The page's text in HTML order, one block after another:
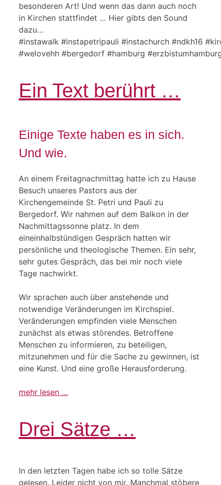
besonderen Art! Und wenn das dann auch noch
in Kirchen stattfindet … Hier gibts den Sound
dazu…
#instawalk #instapetripauli #instachurch #ndkh16
#welovehh #bergedorf #hamburg
Ein Text berührt …
Einige Texte haben es in sich.
Und wie.
An einem Freitagnachmittag hatte ich zu Hause
Besuch unseres Pastors aus der
Kirchengemeinde St. Petri und Pauli zu
Bergedorf. Wir nahmen auf dem Balkon in der
Nachmittagssonne platz. In dem
eineinhalbstündigen Gespräch hatten wir
persönliche und theologische Themen. Ein sehr,
sehr gutes Gespräch, das bei mir noch viele
Tage nachwirkt.
Wir sprachen auch über anstehende und
notwendige Veränderungen im Kirchspiel.
Veränderungen empfinden viele Menschen
zunächst als etwas störendes. Betroffene
Menschen zu informieren, zu beteiligen,
mitzunehmen und für die Sache zu gewinnen, ist
eine Kunst. Und eine große Herausforderung.
mehr lesen …
Drei Sätze …
In den letzten Tagen habe ich so tolle Sätze
gelesen. Leider nicht von mir. Manchmal stöbere